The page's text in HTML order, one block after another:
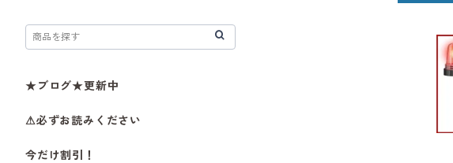
★ブログ★更新中
⚠必ずお読みください
今だけ割引！